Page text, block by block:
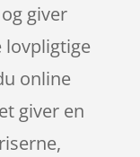
giver
lovpligtige
online
giver en